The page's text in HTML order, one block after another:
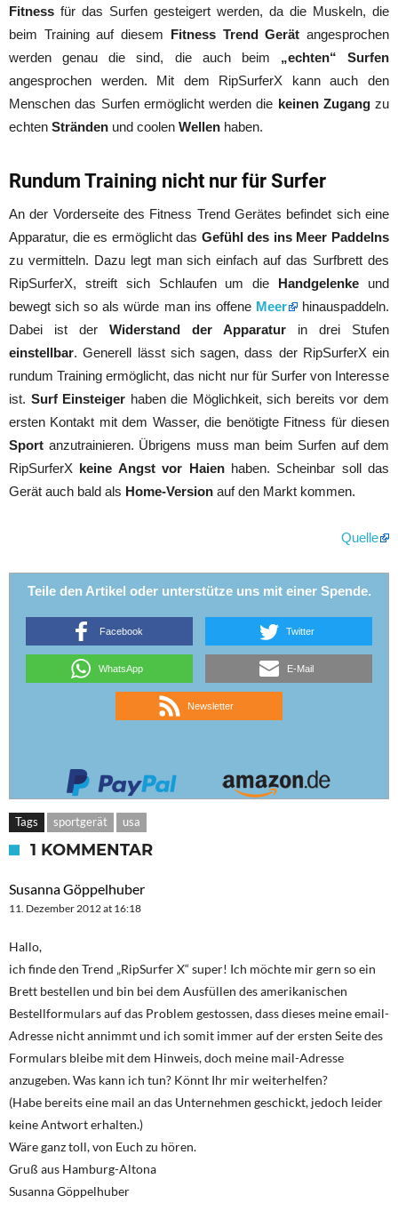
Fitness für das Surfen gesteigert werden, da die Muskeln, die
beim Training auf diesem Fitness Trend Gerät angesprochen
werden genau die sind, die auch beim „echten“ Surfen
angesprochen werden. Mit dem RipSurferX kann auch den
Menschen das Surfen ermöglicht werden die keinen Zugangzu
echten Stränden und coolen Wellen haben.
Rundum Training nicht nur für Surfer
An der Vorderseite des Fitness Trend Gerätes befindet sich eine
Apparatur, die es ermöglicht das Gefühl des ins Meer Paddelns
zu vermitteln. Dazu legt man sich einfach auf das Surfbrett des
RipSurferX, streift sich Schlaufen um die Handgelenke und
bewegt sich so als würde man ins offene Meer
hinauspaddeln.
Dabei ist der Widerstand der Apparatur in drei Stufen
einstellbar. Generell lässt sich sagen, dass der RipSurferX ein
rundum Training ermöglicht, das nicht nur für Surfer von Interesse
ist. Surf Einsteiger haben die Möglichkeit, sich bereits vor dem
ersten Kontakt mit dem Wasser, die benötigte Fitness für diesen
Sport anzutrainieren. Übrigens muss man beim Surfen auf dem
RipSurferX keine Angst vor Haienhaben. Scheinbar soll das
Gerät auch bald als Home-Version auf den Markt kommen.
Quelle
Teile den Artikel oder unterstütze uns mit einer Spende.
Facebook Twitter
WhatsApp E-Mail
Newsletter
Tags sportgerät usa
1 KOMMENTAR
Susanna Göppelhuber
11. Dezember 2012 at 16:18
Hallo,
ich finde den Trend „RipSurfer X“ super! Ich möchte mir gern so ein
Brett bestellen und bin bei dem Ausfüllen des amerikanischen
Bestellformulars auf das Problem gestossen, dass dieses meine email-
Adresse nicht annimmt und ich somit immer auf der ersten Seite des
Formulars bleibe mit dem Hinweis, doch meine mail-Adresse
anzugeben. Was kann ich tun? Könnt Ihr mir weiterhelfen?
(Habe bereits eine mail an das Unternehmen geschickt, jedoch leider
keine Antwort erhalten.)
Wäre ganz toll, von Euch zu hören.
Gruß aus Hamburg-Altona
Susanna Göppelhuber